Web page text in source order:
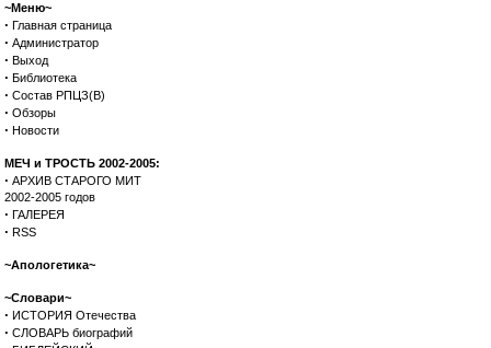
~Меню~
· Главная страница
· Администратор
· Выход
· Библиотека
· Состав РПЦЗ(В)
· Обзоры
· Новости
МЕЧ и ТРОСТЬ 2002-2005:
· АРХИВ СТАРОГО МИТ
2002-2005 годов
· ГАЛЕРЕЯ
· RSS
~Апологетика~
~Словари~
· ИСТОРИЯ Отечества
· СЛОВАРЬ биографий